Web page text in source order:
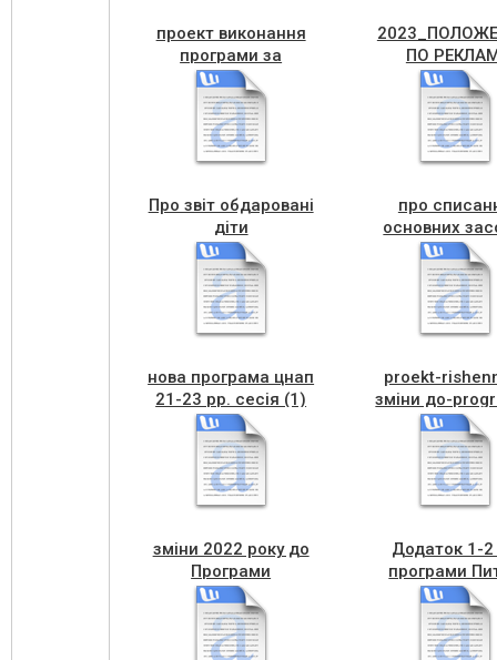
проект виконання
програми за
2022Дім милосердя
ПО
Про звіт обдаровані
діти
про
основних
нова програма цнап
21-23 рр. сесія (1)
proekt-
зміни до-
ЦНАП (1)
зміни 2022 року до
Програми
забезпечення
пожежної безпеки
2023
Додаток 1-
програми
вода